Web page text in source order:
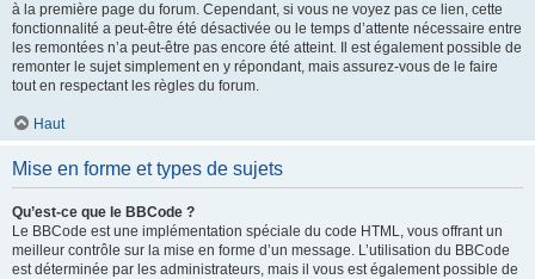
à la première page du forum. Cependant, si vous ne voyez pas ce lien, cette
fonctionnalité a peut-être été désactivée ou le temps d’attente nécessaire entre
les remontées n’a peut-être pas encore été atteint. Il est également possible de
remonter le sujet simplement en y répondant, mais assurez-vous de le faire
tout en respectant les règles du forum.
Haut
Mise en forme et types de sujets
Qu’est-ce que le BBCode ?
Le BBCode est une implémentation spéciale du code HTML, vous offrant un
meilleur contrôle sur la mise en forme d’un message. L’utilisation du BBCode
est déterminée par les administrateurs, mais il vous est également possible de